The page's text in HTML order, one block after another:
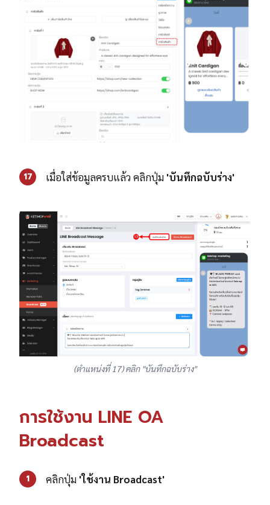
17 เมื่อใส่ข้อมูลครบแล้ว คลิกปุ่ม 'บันทึกฉบับร่าง'
(ตำแหน่งที่ 17) คลิก "บันทึกฉบับร่าง"
การใช้งาน LINE OA
Broadcast
1 คลิกปุ่ม 'ใช้งาน Broadcast'